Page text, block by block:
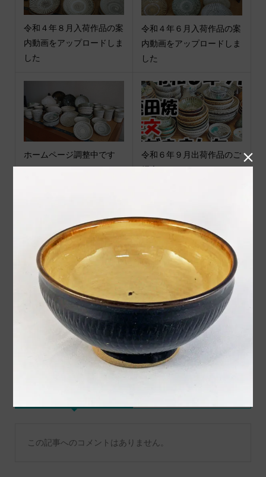
令和４年８月入荷作品の案
内動画をアップロードしま
した
令和４年６月入荷作品の案
内動画をアップロードしま
した
ホームページ調整中です
令和６年９月出荷作品のご
紹介 ２
令和６年８月窯 小袋道明
窯様から作品が入荷いたし
ました
BENIYA INSTAGRAM
コメント
トラックバックは利用でき
この記事へのコメントはありません。
